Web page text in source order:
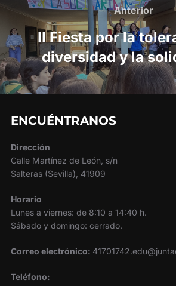
de
entradas
Anterior
Anterior
II Fiesta por la
diversidad y la
ENCUÉNTRANOS
Dirección
Calle Martínez de León, s/n
Salteras (Sevilla), 41909
Horario
Lunes a viernes: de 8:10 a 14:40 h.
Sábado y domingo: cerrado.
Correo electrónico:
Teléfono: